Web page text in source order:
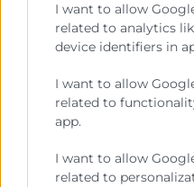
I want to allow
related to analytics
device identifiers in
I want to allow
related to
app.
I want to allow
related to
10/09/2025
trabajo sobre la
vicepresidenta
La Vicepresidenta
Sociales, Igualdad y
Secretario Autonómico
Fernández han